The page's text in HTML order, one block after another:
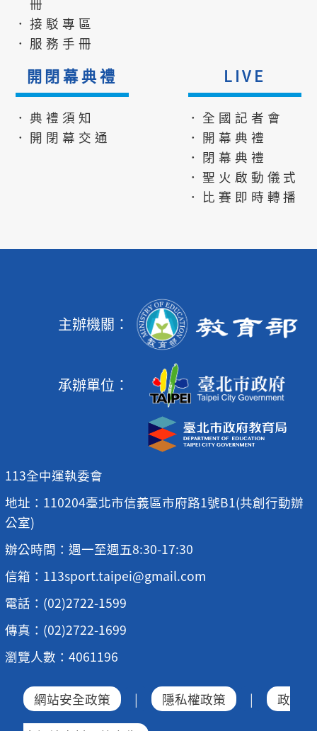
．接駁專區
．服務手冊
開閉幕典禮
．典禮須知
．開閉幕交通
LIVE
．全國記者會
．開幕典禮
．閉幕典禮
．聖火啟動儀式
．比賽即時轉播
主辦機關：
承辦單位：
113全中運執委會
地址：110204臺北市信義區市府路1號B1(共創行動辦
公室)
辦公時間：週一至週五8:30-17:30
信箱：113sport.taipei@gmail.com
電話：(02)2722-1599
傳真：(02)2722-1699
瀏覽人數：4061196
網站安全政策 | 隱私權政策 | 政